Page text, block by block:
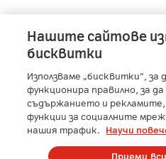
A1 Austria - A1 Croatia -
A1 Bulgaria
- A1
A1 Digital
-
Нашите сайтове
бисквитки
Използваме „бисквитки“,
функционира правилно, за
съдържанието и
функции за социалните
нашия трафик.
Научи
Приеми